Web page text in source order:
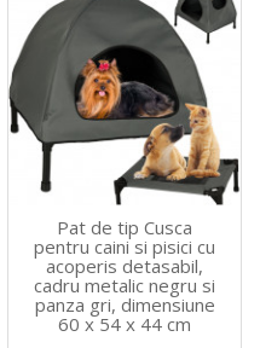
Pat de tip Cusca
pentru caini si pisici cu
acoperis detasabil,
cadru metalic negru si
panza gri, dimensiune
60 x 54 x 44 cm